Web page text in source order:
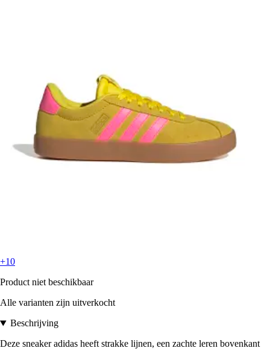
+10
Product niet beschikbaar
Alle varianten zijn uitverkocht
Beschrijving
Deze sneaker adidas heeft strakke lijnen, een zachte leren bovenkant